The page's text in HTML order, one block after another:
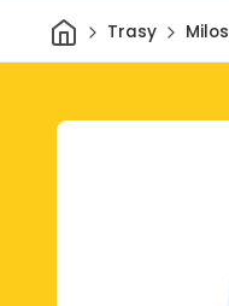
DomTrasy